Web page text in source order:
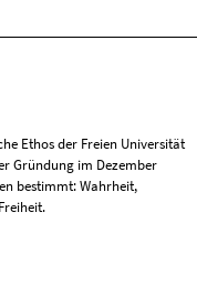
Ethos der Freien Universität
Gründung im Dezember
bestimmt: Wahrheit,